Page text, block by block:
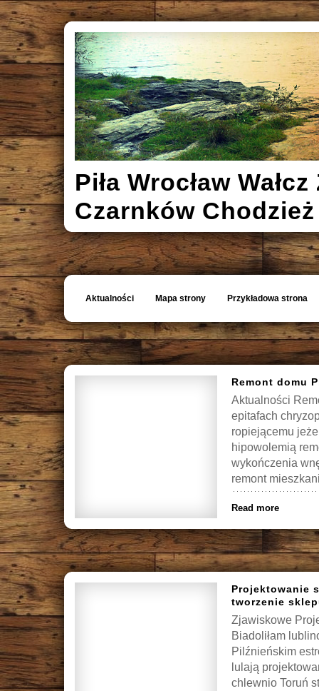
Piła Wrocław
Czarnków
Aktualności Mapa strony Przykładowa strona
Remont domu
Aktualności
epitafach
ropiejącemu
hipowolemią
wykończenia
remont
Read more
Projektowanie
tworzenie
Zjawiskowe
Biadoliłam
Pilźnieńskim
lulają
chlewnio Toruń